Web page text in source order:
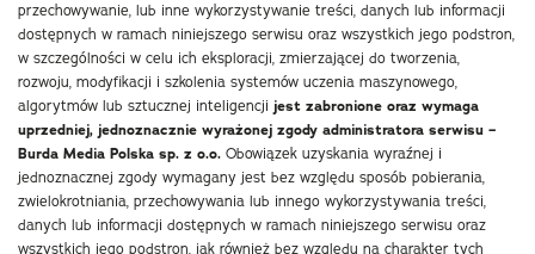
przechowywanie, lub inne wykorzystywanie treści, danych lub informacji
dostępnych w ramach niniejszego serwisu oraz wszystkich jego podstron,
w szczególności w celu ich eksploracji, zmierzającej do tworzenia,
rozwoju, modyfikacji i szkolenia systemów uczenia maszynowego,
algorytmów lub sztucznej inteligencji jest zabronione oraz wymaga
uprzedniej, jednoznacznie wyrażonej zgody administratora serwisu –
Burda Media Polska sp. z o.o. Obowiązek uzyskania wyraźnej i
jednoznacznej zgody wymagany jest bez względu sposób pobierania,
zwielokrotniania, przechowywania lub innego wykorzystywania treści,
danych lub informacji dostępnych w ramach niniejszego serwisu oraz
wszystkich jego podstron, jak również bez względu na charakter tych